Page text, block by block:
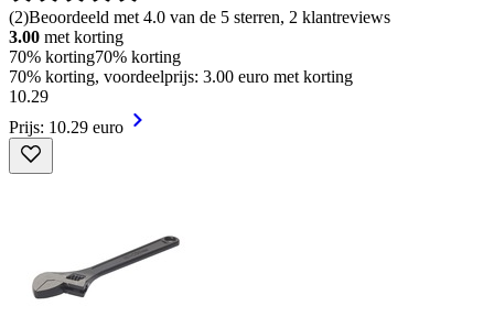
(2)Beoordeeld met 4.0 van de 5 sterren, 2 klantreviews
3.00 met korting
70% korting70% korting
70% korting, voordeelprijs: 3.00 euro met korting
10.29
Prijs: 10.29 euro